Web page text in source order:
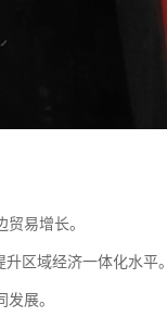
易增长。
区域经济一体化水平。
展。